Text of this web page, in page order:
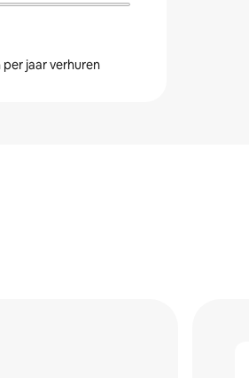
jaar verhuren